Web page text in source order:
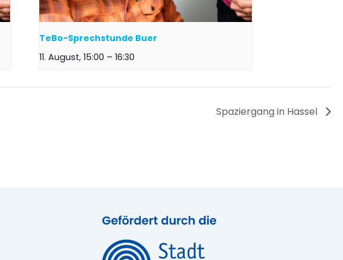
TeBo-Sprechstunde Buer
11. August, 15:00 – 16:30
Spaziergang in Hassel